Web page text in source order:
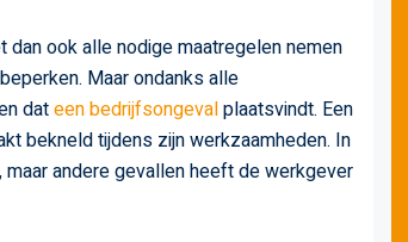
ook alle nodige maatregelen nemen
Maar ondanks alle
dateen bedrijfsongevalplaatsvindt. Een
bekneld tijdens zijn werkzaamheden. In
andere gevallen heeft de werkgever